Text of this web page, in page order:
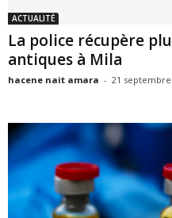
ACTUALITÉ
La police récupère
antiques à Mila
hacene nait amara - 21 septembre